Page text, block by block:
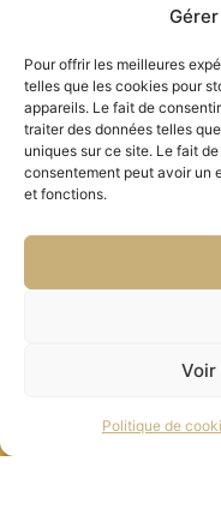
Pour offrir les meilleures
telles que les cookies pour
appareils. Le fait de
traiter des données telles
uniques sur ce site. Le fait
consentement peut avoir un
et fonctions.
Voir
Politique de
Cliquez